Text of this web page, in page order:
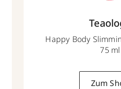
Happy Body
75 ml
Zum